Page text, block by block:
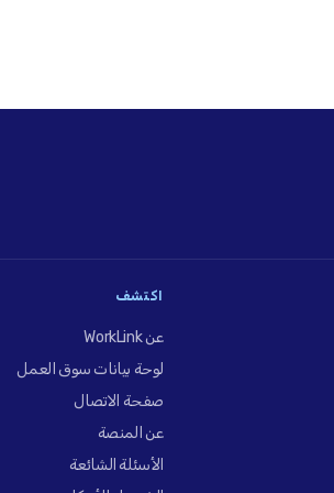
اكتشف
عن WorkLink
لوحة بيانات سوق العمل
صفحة الاتصال
عن المنصة
الأسئلة الشائعة